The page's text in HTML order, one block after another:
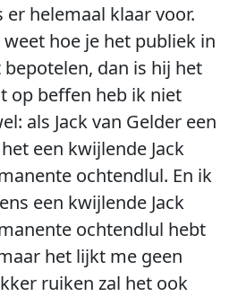
er helemaal klaar voor.
hoe je het publiek in
dan is hij het
op beffen heb ik niet
als Jack van Gelder een
een kwijlende Jack
ochtendlul. En ik
een kwijlende Jack
ochtendlul hebt
het lijkt me geen
ruiken zal het ook